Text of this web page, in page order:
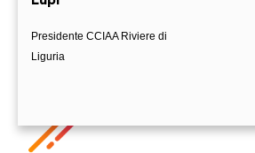
Presidente CCIAA Riviere di
Liguria